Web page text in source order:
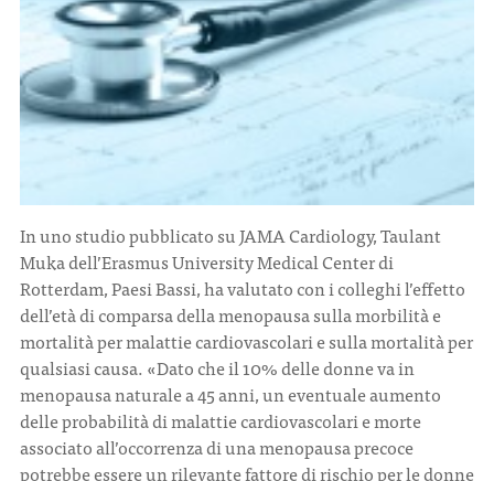
In uno studio pubblicato su JAMA Cardiology, Taulant
Muka dell’Erasmus University Medical Center di
Rotterdam, Paesi Bassi, ha valutato con i colleghi l’effetto
dell’età di comparsa della menopausa sulla morbilità e
mortalità per malattie cardiovascolari e sulla mortalità per
qualsiasi causa. «Dato che il 10% delle donne va in
menopausa naturale a 45 anni, un eventuale aumento
delle probabilità di malattie cardiovascolari e morte
associato all’occorrenza di una menopausa precoce
potrebbe essere un rilevante fattore di rischio per le donne